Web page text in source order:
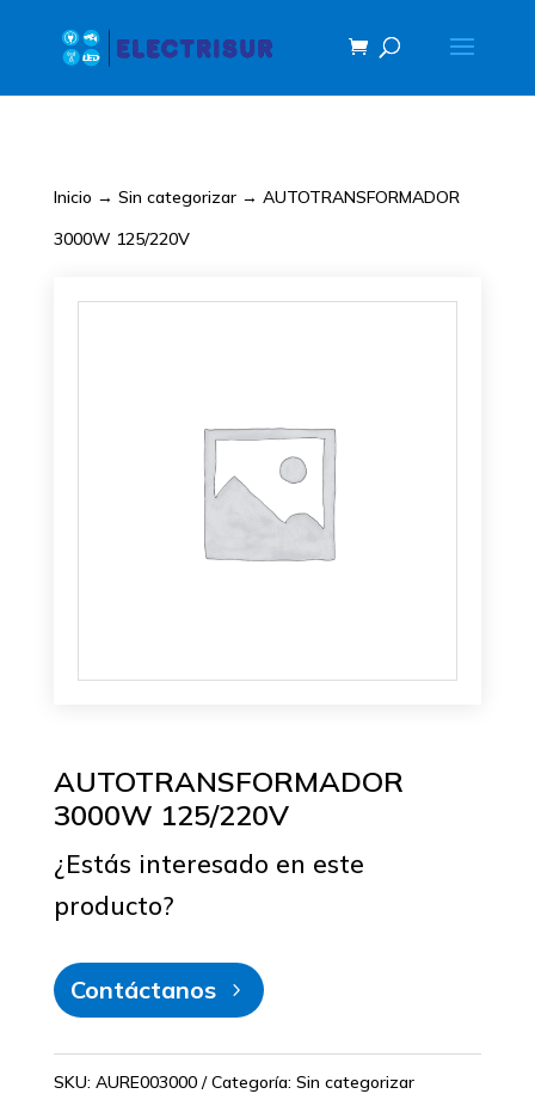
Inicio → Sin categorizar→ AUTOTRANSFORMADOR
3000W 125/220V
AUTOTRANSFORMADOR
3000W 125/220V
¿Estás interesado en este
producto?
Contáctanos
SKU: AURE003000 Categoría: Sin categorizar